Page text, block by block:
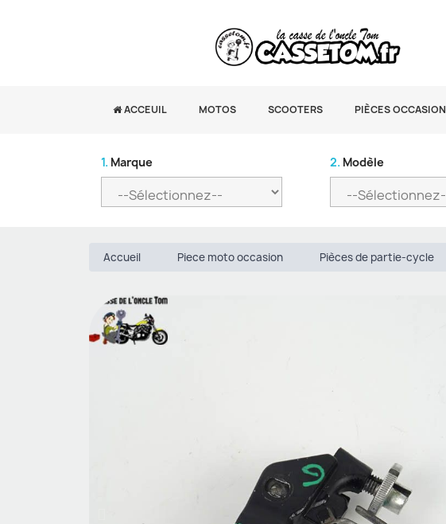
ACCEUIL MOTOS SCOOTERS PIÈCES OCCASION
1. Marque 2. Modèle
Accueil Piece moto occasion Pièces de partie-cycle